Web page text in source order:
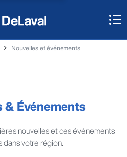
Nouvelles et événements
& Événements
nouvelles et des événements
dans votre région.